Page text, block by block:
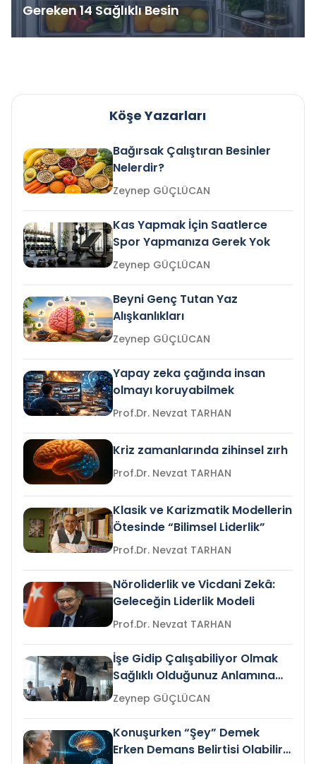
Gereken 14 Sağlıklı Besin
Köşe Yazarları
Bağırsak Çalıştıran Besinler
Nelerdir?
Zeynep GÜÇLÜCAN
Kas Yapmak İçin Saatlerce
Spor Yapmanıza Gerek Yok
Zeynep GÜÇLÜCAN
Beyni Genç Tutan Yaz
Alışkanlıkları
Zeynep GÜÇLÜCAN
Yapay zeka çağında insan
olmayı koruyabilmek
Prof.Dr. Nevzat TARHAN
Kriz zamanlarında zihinsel zırh
Prof.Dr. Nevzat TARHAN
Klasik ve Karizmatik Modellerin
Ötesinde “Bilimsel Liderlik”
Prof.Dr. Nevzat TARHAN
Nöroliderlik ve Vicdani Zekâ:
Geleceğin Liderlik Modeli
Prof.Dr. Nevzat TARHAN
İşe Gidip Çalışabiliyor Olmak
Sağlıklı Olduğunuz Anlamına
Gelir mi?Zeynep GÜÇLÜCAN
Konuşurken “Şey” Demek
Erken Demans Belirtisi Olabilir